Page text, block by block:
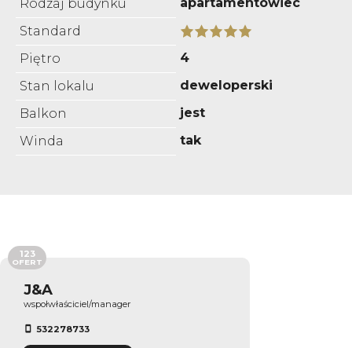
Rodzaj budynku
Standard
Piętro
4
Stan lokalu
deweloperski
Balkon
jest
Winda
tak
J&A
wspołwłaściciel/manager
532278733
123
OFERT